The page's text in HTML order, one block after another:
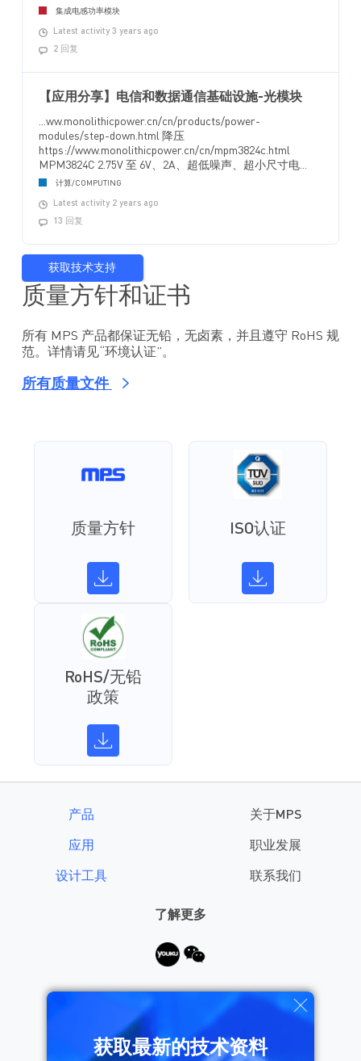
集成电感功率模块
Latest activity 3 years ago
2 回复
【应用分享】电信和数据通信基础设施-光模块
...ww.monolithicpower.cn/cn/products/power-
modules/step-down.html 降压
https://www.monolithicpower.cn/cn/mpm3824c.html
MPM3824C 2.75V 至 6V、2A、超低噪声、超小尺寸电...
计算/COMPUTING
Latest activity 2 years ago
13 回复
获取技术支持
质量方针和证书
所有 MPS 产品都保证无铅，无卤素，并且遵守 RoHS 规
范。详情请见“环境认证”。
所有质量文件
质量方针 ISO认证
RoHS/无铅
政策
产品
应用
设计工具
关于MPS
职业发展
联系我们
了解更多
需要帮助？
获取最新的技术资料